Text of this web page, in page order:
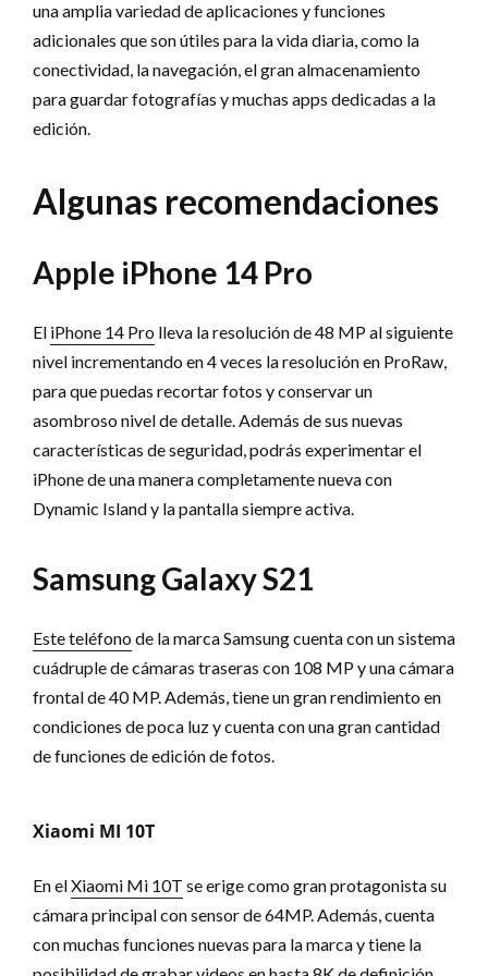
una amplia variedad de aplicaciones y funciones
adicionales que son útiles para la vida diaria, como la
conectividad, la navegación, el gran almacenamiento
para guardar fotografías y muchas apps dedicadas a la
edición.
Algunas recomendaciones
Apple iPhone 14 Pro
El iPhone 14 Pro lleva la resolución de 48 MP al siguiente
nivel incrementando en 4 veces la resolución en ProRaw,
para que puedas recortar fotos y conservar un
asombroso nivel de detalle. Además de sus nuevas
características de seguridad, podrás experimentar el
iPhone de una manera completamente nueva con
Dynamic Island y la pantalla siempre activa.
Samsung Galaxy S21
Este teléfonode la marca Samsung cuenta con un sistema
cuádruple de cámaras traseras con 108 MP y una cámara
frontal de 40 MP. Además, tiene un gran rendimiento en
condiciones de poca luz y cuenta con una gran cantidad
de funciones de edición de fotos.
Xiaomi MI 10T
En elXiaomi Mi 10T se erige como gran protagonista su
cámara principal con sensor de 64MP. Además, cuenta
con muchas funciones nuevas para la marca y tiene la